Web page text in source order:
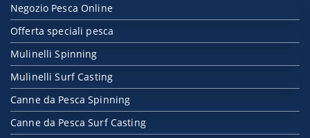
Negozio Pesca Online
Offerta speciali pesca
Mulinelli Spinning
Mulinelli Surf Casting
Canne da Pesca Spinning
Canne da Pesca Surf Casting